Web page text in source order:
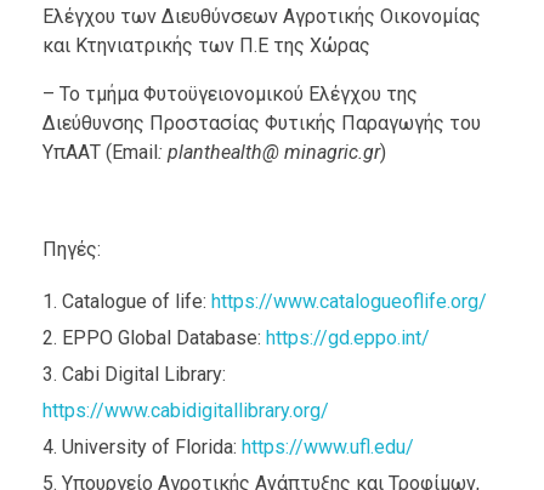
Ελέγχου των Διευθύνσεων Αγροτικής Οικονομίας
και Κτηνιατρικής των Π.Ε της Χώρας
– Το τμήμα Φυτοϋγειονομικού Ελέγχου της
Διεύθυνσης Προστασίας Φυτικής Παραγωγής του
ΥπΑΑΤ (Email : planthealth@ minagric.gr)
Πηγές:
Catalogue of life: https://www.catalogueoflife.org/
EPPO Global Database: https://gd.eppo.int/
Cabi Digital Library:
https://www.cabidigitallibrary.org/
University of Florida: https://www.ufl.edu/
Υπουργείο Αγροτικής Ανάπτυξης και Τροφίμων,